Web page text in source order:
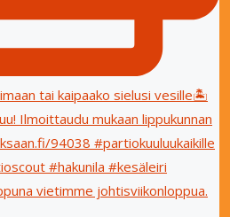
vietimme johtisviikonloppua.